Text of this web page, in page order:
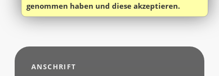
genommen haben und diese akzeptieren.
ANSCHRIFT